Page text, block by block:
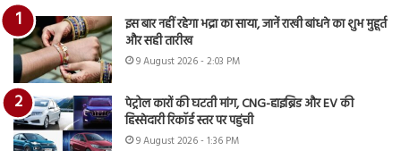
इस बार नहीं रहेगा भद्रा का साया, जानें राखी बांधने का शुभ मुहूर्त
और सही तारीख
9 August 2026 - 2:03 PM
पेट्रोल कारों की घटती मांग, CNG-हाइब्रिड और EV की
हिस्सेदारी रिकॉर्ड स्तर पर पहुंची
9 August 2026 - 1:36 PM